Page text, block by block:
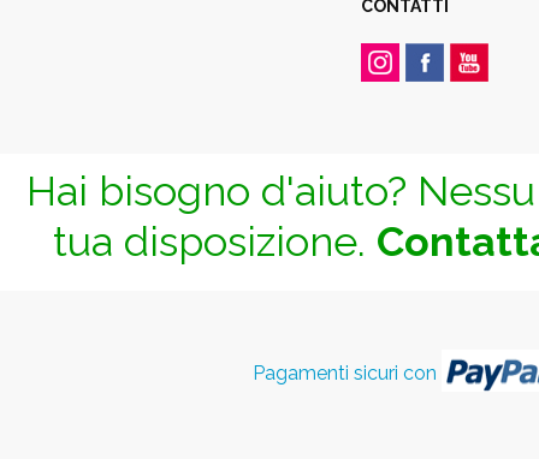
CONTATTI
Hai bisogno d'aiuto?
tua disposizione.
Pagamenti sicuri con